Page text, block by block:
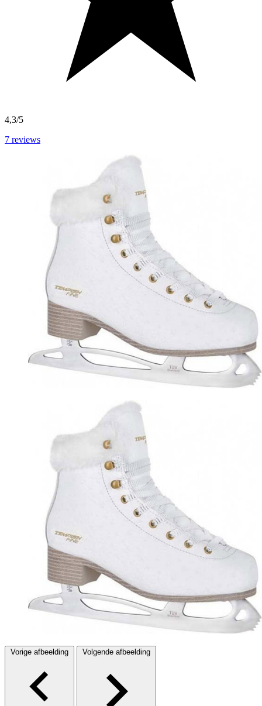
4,3/5
7 reviews
Vorige afbeelding Volgende afbeelding